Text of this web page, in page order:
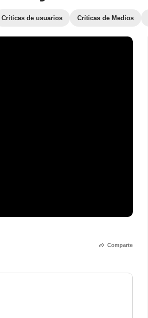
Críticas de usuarios Críticas de Medios
Comparte